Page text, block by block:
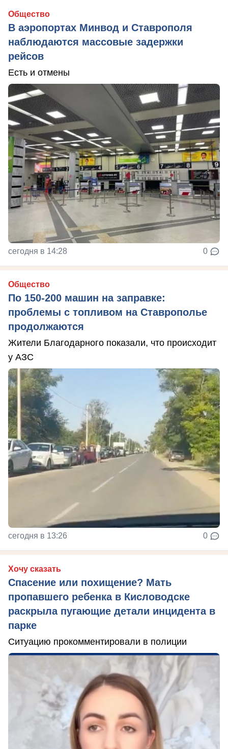
Общество
В аэропортах Минвод и Ставрополя
наблюдаются массовые задержки
рейсов
Есть и отмены
сегодня в 14:28 0
Общество
По 150-200 машин на заправке:
проблемы с топливом на Ставрополье
продолжаются
Жители Благодарного показали, что происходит
у АЗС
сегодня в 13:26 0
Хочу сказать
Спасение или похищение? Мать
пропавшего ребенка в Кисловодске
раскрыла пугающие детали инцидента в
парке
Ситуацию прокомментировали в полиции